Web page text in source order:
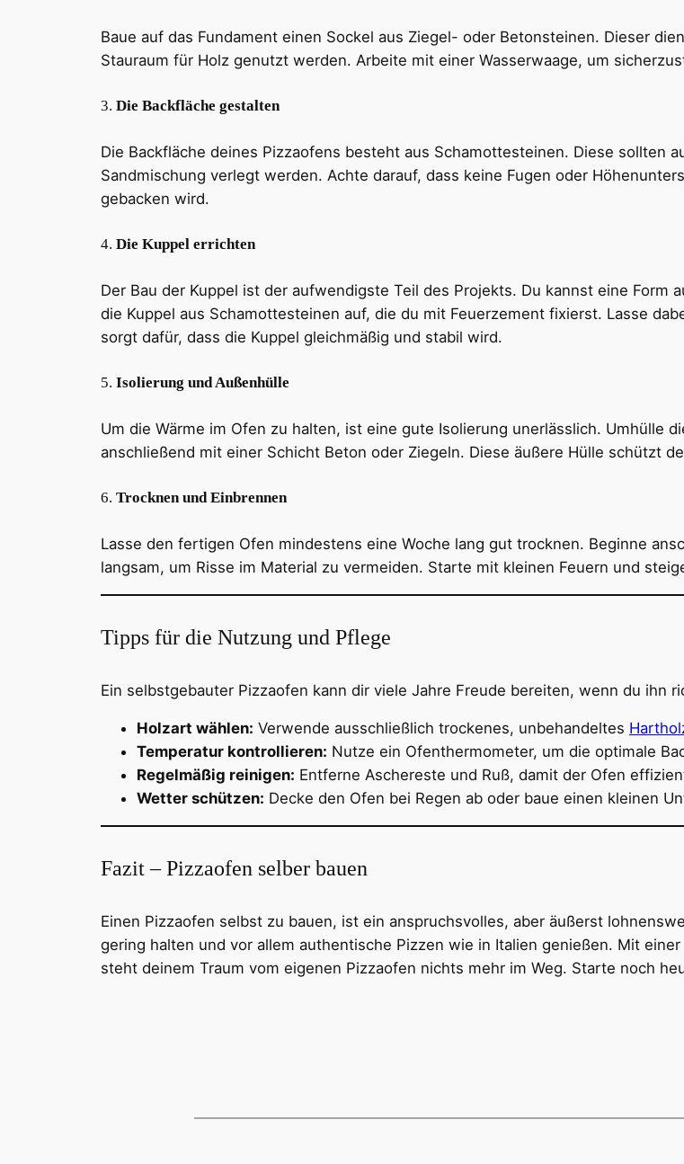
Baue auf das Fundament einen Sockel aus Ziegel- oder Betonsteinen. Dieser
Stauraum für Holz genutzt werden. Arbeite mit einer Wasserwaage, um
3. Die Backfläche gestalten
Die Backfläche deines Pizzaofens besteht aus Schamottesteinen. Diese sollten
Sandmischung verlegt werden. Achte darauf, dass keine Fugen oder
gebacken wird.
4. Die Kuppel errichten
Der Bau der Kuppel ist der aufwendigste Teil des Projekts. Du kannst eine Form
die Kuppel aus Schamottesteinen auf, die du mit Feuerzement fixierst. Lasse
sorgt dafür, dass die Kuppel gleichmäßig und stabil wird.
5. Isolierung und Außenhülle
Um die Wärme im Ofen zu halten, ist eine gute Isolierung unerlässlich. Umhülle
anschließend mit einer Schicht Beton oder Ziegeln. Diese äußere Hülle schützt
6. Trocknen und Einbrennen
Lasse den fertigen Ofen mindestens eine Woche lang gut trocknen. Beginne
langsam, um Risse im Material zu vermeiden. Starte mit kleinen Feuern und
Tipps für die Nutzung und Pflege
Ein selbstgebauter Pizzaofen kann dir viele Jahre Freude bereiten, wenn du ihn
Holzart wählen: Verwende ausschließlich trockenes, unbehandeltes
Temperatur kontrollieren: Nutze ein Ofenthermometer, um die optimale
Regelmäßig reinigen: Entferne Aschereste und Ruß, damit der Ofen
Wetter schützen: Decke den Ofen bei Regen ab oder baue einen kleinen
Fazit – Pizzaofen selber bauen
Einen Pizzaofen selbst zu bauen, ist ein anspruchsvolles, aber äußerst
gering halten und vor allem authentische Pizzen wie in Italien genießen. Mit
steht deinem Traum vom eigenen Pizzaofen nichts mehr im Weg. Starte noch